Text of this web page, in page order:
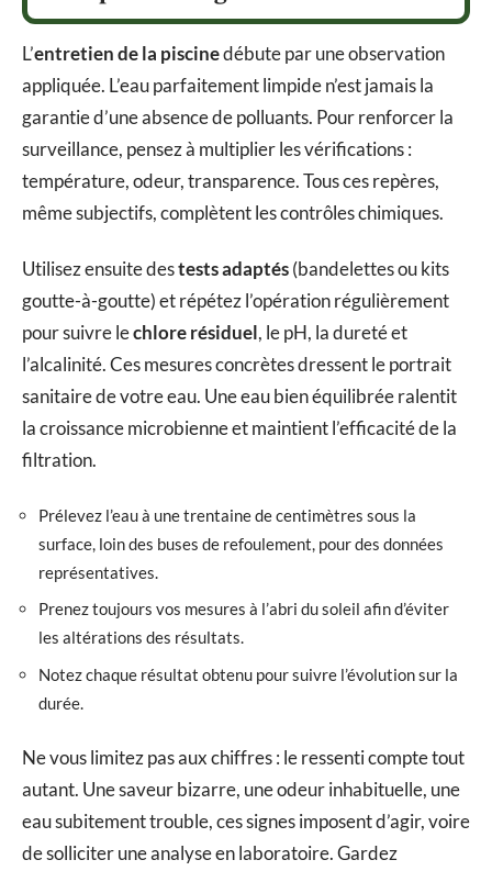
L’entretien de la piscinedébute par une observation
appliquée. L’eau parfaitement limpide n’est jamais la
garantie d’une absence de polluants. Pour renforcer la
surveillance, pensez à multiplier les vérifications :
température, odeur, transparence. Tous ces repères,
même subjectifs, complètent les contrôles chimiques.
Utilisez ensuite destests adaptés(bandelettes ou kits
goutte-à-goutte) et répétez l’opération régulièrement
pour suivre lechlore résiduel, le pH, la dureté et
l’alcalinité. Ces mesures concrètes dressent le portrait
sanitaire de votre eau. Une eau bien équilibrée ralentit
la croissance microbienne et maintient l’efficacité de la
filtration.
Prélevez l’eau à une trentaine de centimètres sous la
surface, loin des buses de refoulement, pour des données
représentatives.
Prenez toujours vos mesures à l’abri du soleil afin d’éviter
les altérations des résultats.
Notez chaque résultat obtenu pour suivre l’évolution sur la
durée.
Ne vous limitez pas aux chiffres : le ressenti compte tout
autant. Une saveur bizarre, une odeur inhabituelle, une
eau subitement trouble, ces signes imposent d’agir, voire
de solliciter une analyse en laboratoire. Gardez